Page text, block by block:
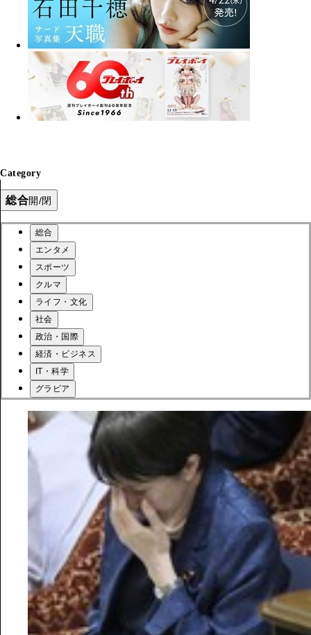
Category
総合開/閉
総合
エンタメ
スポーツ
クルマ
ライフ・文化
社会
政治・国際
経済・ビジネス
IT・科学
グラビア